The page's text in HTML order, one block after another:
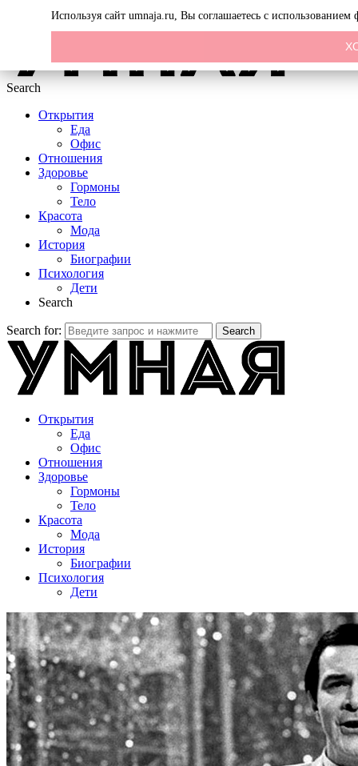
Search
Открытия
Еда
Офис
Отношения
Здоровье
Гормоны
Тело
Красота
Мода
История
Биографии
Психология
Дети
Search
Search for: Search
Открытия
Еда
Офис
Отношения
Здоровье
Гормоны
Тело
Красота
Мода
История
Биографии
Психология
Дети
Используя сайт umnaja.ru, Вы соглашаетесь с использованием